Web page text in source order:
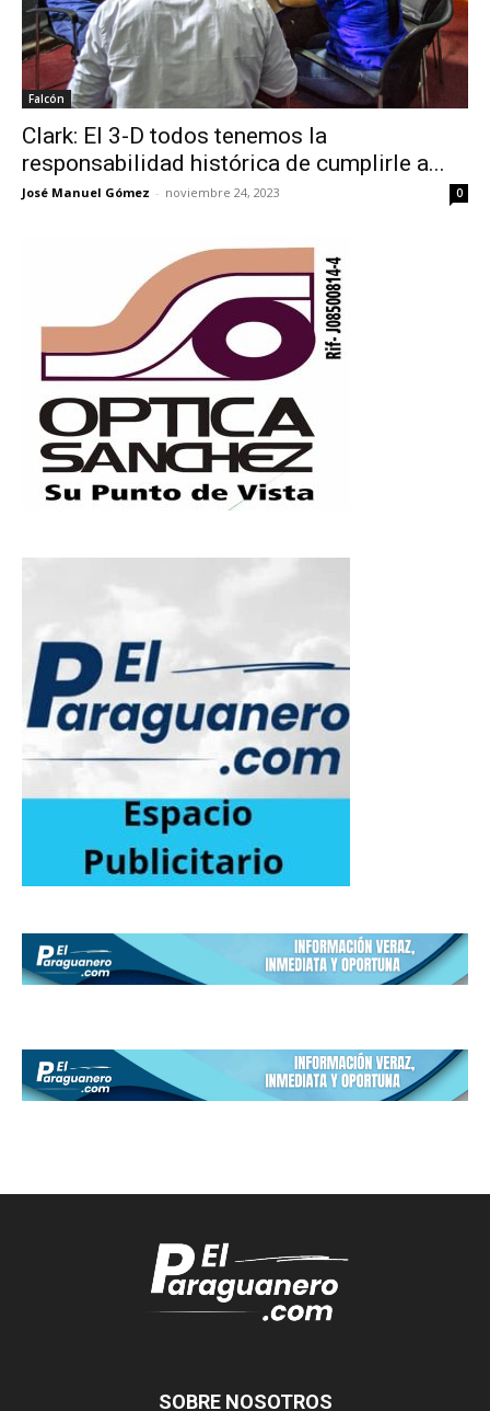
Falcón
Clark: El 3-D todos tenemos la
responsabilidad histórica de cumplirle a...
José Manuel Gómez - noviembre 24, 2023 0
SOBRE NOSOTROS